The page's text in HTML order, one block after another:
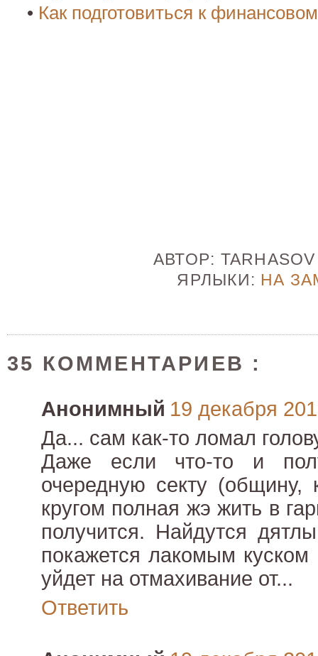
• Как подготовиться к
АВТОР:
ЯРЛЫКИ: НА
35 КОММЕНТАРИЕВ :
Анонимный 19 декабря
Да... сам как-то ломал
Даже если что-то и
очередную секту (общину,
кругом полная жэ жить в
получится. Найдутся
покажется лакомым
уйдет на отмахивание от...
Ответить